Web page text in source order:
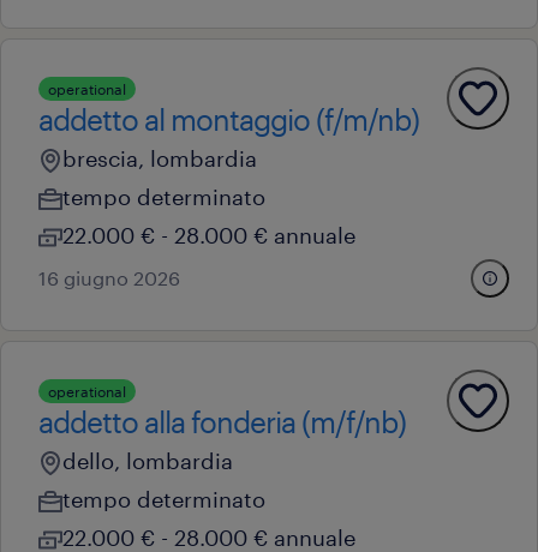
operational
addetto al montaggio (f/m/nb)
brescia, lombardia
tempo determinato
22.000 € - 28.000 € annuale
16 giugno 2026
operational
addetto alla fonderia (m/f/nb)
dello, lombardia
tempo determinato
22.000 € - 28.000 € annuale